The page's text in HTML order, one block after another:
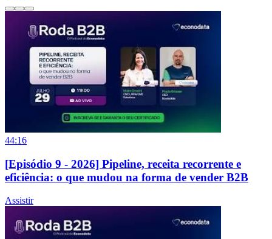
44:16
[Episódio 9 - 2026] Pipeline, receita recorrente e
eficiência: o que mudou na forma de vender B2B
Assistir